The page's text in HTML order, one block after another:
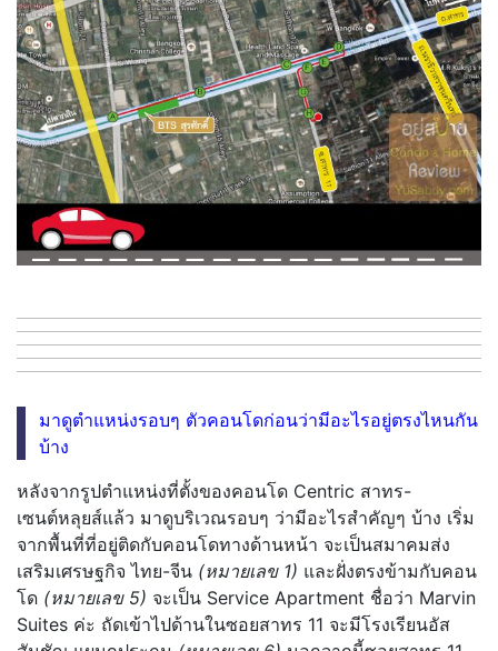
มาดูตำแหน่งรอบๆ ตัวคอนโดก่อนว่ามีอะไรอยู่ตรงไหนกัน
บ้าง
หลังจากรูปตำแหน่งที่ตั้งของคอนโด Centric สาทร-
เซนต์หลุยส์แล้ว มาดูบริเวณรอบๆ ว่ามีอะไรสำคัญๆ บ้าง เริ่ม
จากพื้นที่ที่อยู่ติดกับคอนโดทางด้านหน้า จะเป็นสมาคมส่ง
เสริมเศรษฐกิจ ไทย-จีน (หมายเลข 1) และฝั่งตรงข้ามกับคอน
โด (หมายเลข 5) จะเป็น Service Apartment ชื่อว่า Marvin
Suites ค่ะ ถัดเข้าไปด้านในซอยสาทร 11 จะมีโรงเรียนอัส